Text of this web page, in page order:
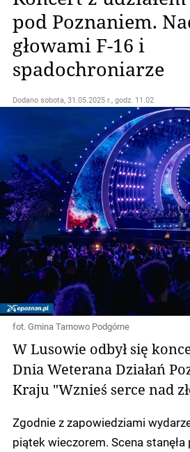
pod Poznaniem.
głowami F-16 i
spadochroniarze
Dodano sobota, 31.05.2025 r., godz. 11.02
fot. Gmina Tarnowo Podgórne
W Lusowie odbył się
Dnia Weterana Działań
Kraju "Wznieś serce nad
Zgodnie z zapowiedziami
piątek wieczorem. Scena